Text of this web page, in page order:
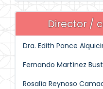
Director /
Dra. Edith Ponce
Fernando Martínez
Rosalía Reynoso